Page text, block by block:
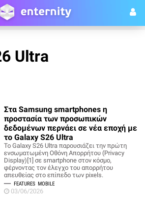
Ultra
Στα Samsung smartphones η
προστασία των προσωπικών
δεδομένων περνάει σε νέα εποχή με
το Galaxy S26 Ultra
Το Galaxy S26 Ultra παρουσιάζει την πρώτη
ενσωματωμένη Οθόνη Απορρήτου (Privacy
Display)[1] σε smartphone στον κόσμο,
φέρνοντας τον έλεγχο του απορρήτου
απευθείας στο επίπεδο των pixels.
FEATURES MOBILE
03/06/2026